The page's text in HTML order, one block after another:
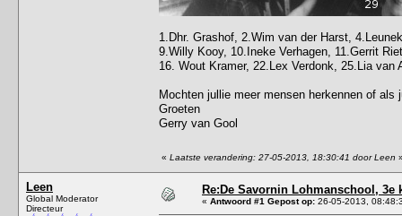
1.Dhr. Grashof, 2.Wim van der Harst,
9.Willy Kooy, 10.Ineke Verhagen, 11.Gerrit
16. Wout Kramer, 22.Lex Verdonk, 25.Lia
Mochten jullie meer mensen herkennen of
Groeten
Gerry van Gool
« Laatste verandering: 27-05-2013, 18:30:41 door Leen
Leen
Global Moderator
Directeur
Re:De Savornin Lohmanschool, 3e
« Antwoord #1 Gepost op: 26-05-2013,